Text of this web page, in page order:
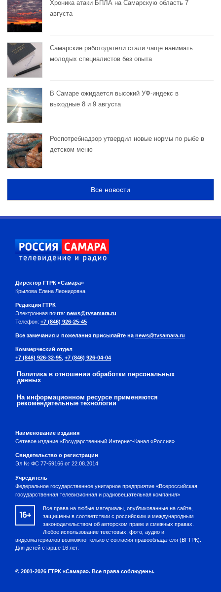
Хроника атаки БПЛА на Самарскую область 7
августа
Самарские работодатели стали чаще нанимать
молодых специалистов без опыта
В Самаре ожидается высокий УФ-индекс в
выходные 8 и 9 августа
Роспотребнадзор утвердил новые нормы по рыбе в
детском меню
Все новости
Директор ГТРК «Самара»
Крылова Елена Леонидовна
Редакция ГТРК
Электронная почта: news@tvsamara.ru
Телефон: +7 (846) 926-25-45
Все замечания и пожелания присылайте на news@tvsamara.ru
Коммерческий отдел
+7 (846) 926-32-95 +7 (846) 926-04-04
Политика в отношении обработки персональных
данных
На информационном ресурсе применяются
рекомендательные технологии
Наименование издания
Сетевое издание «Государственный Интернет-Канал «Россия»
Свидетельство о регистрации
Эл № ФС 77-59166 от 22.08.2014
Учредитель
Федеральное государственное унитарное предприятие «Всероссийская
государственная телевизионная и радиовещательная компания»
16+
Все права на любые материалы, опубликованные на сайте,
защищены в соответствии с российским и международным
законодательством об авторском праве и смежных правах.
Любое использование текстовых, фото, аудио и
видеоматериалов возможно только с согласия правообладателя (ВГТРК).
Для детей старше 16 лет.
© 2001-2026 ГТРК «Самара». Все права соблюдены.